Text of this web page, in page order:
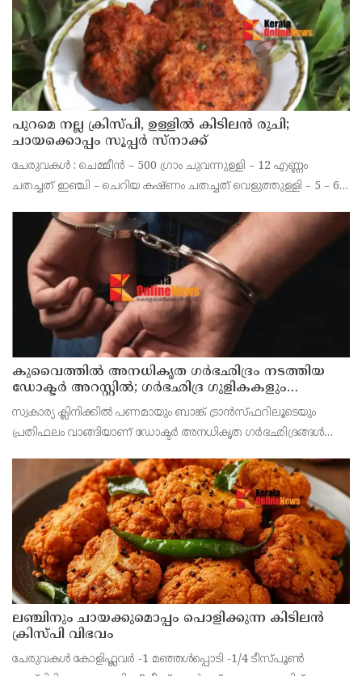
പുറമെ നല്ല ക്രിസ്പി, ഉള്ളിൽ കിടിലൻ രുചി;
ചായക്കൊപ്പം സൂപ്പർ സ്നാക്ക്
ചേരുവകൾ : ചെമ്മീൻ – 500 ഗ്രാം ചുവന്നുള്ളി – 12 എണ്ണം
ചതച്ചത് ഇഞ്ചി – ചെറിയ കഷ്ണം ചതച്ചത് വെളുത്തുള്ളി – 5 – 6
ടീസ്പൂൺ പെരുംജീരകം – 1/ 4 ടീസ്
കുവൈത്തില്‍ അനധികൃത ഗര്‍ഭഛിദ്രം നടത്തിയ
ഡോക്ടര്‍ അറസ്റ്റില്‍; ഗര്‍ഭഛിദ്ര ഗുളികകളും
പിടിച്ചെടുത്തു
സ്വകാര്യ ക്ലിനിക്കില്‍ പണമായും ബാങ്ക് ട്രാന്‍സ്ഫറിലൂടെയും
പ്രതിഫലം വാങ്ങിയാണ് ഡോക്ടര്‍ അനധികൃത ഗര്‍ഭഛിദ്രങ്ങള്‍
നിരീക്ഷണം ശക്തമാക്കി
ലഞ്ചിനും ചായക്കുമൊപ്പം പൊളിക്കുന്ന കിടിലൻ
ക്രിസ്പി വിഭവം
ചേരുവകൾ കോളിഫ്ലവർ -1 മഞ്ഞൾപ്പൊടി -1/4 ടീസ്പൂൺ